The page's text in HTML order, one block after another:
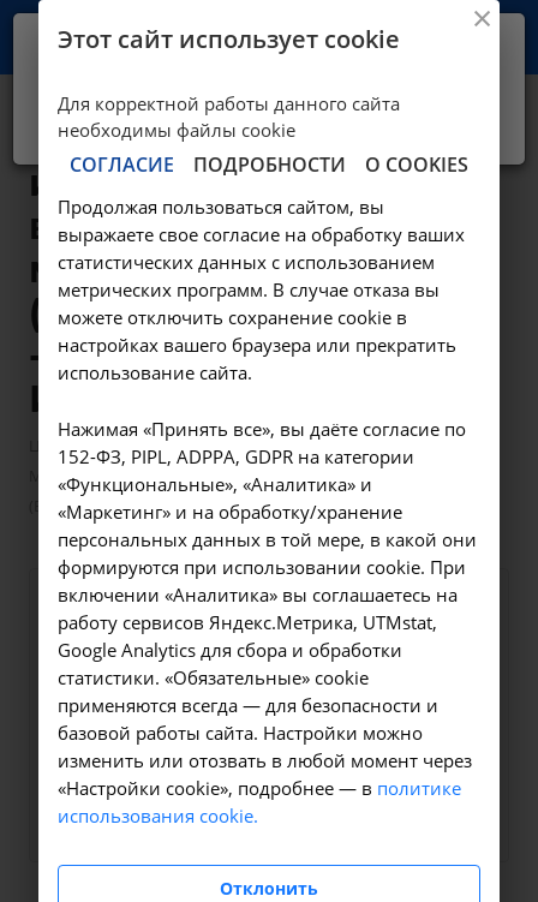
Микроскопическое
исследование
влагалищных
мазков
(Бактериоскопия)
- A12.20.001 в
Иркутске
Цены в Иркутске — Манипуляции гинекологические
Микроскопическое исследование влагалищных мазков
(Бактериоскопия) - A12.20.001 в Иркутске
Оформите заявку на сайте,
мы свяжемся с вами в
ближайшее время и ответим
на все интересующие
вопросы.
800 ₽
Заказать услугу
Ваш город -Иркутск?
Да, верно Нет, выбрать другой
Этот сайт использует cookie
Для корректной работы данного сайта
необходимы файлы cookie
СОГЛАСИЕ ПОДРОБНОСТИ О COOKIES
Продолжая пользоваться сайтом, вы
выражаете свое согласие на обработку ваших
статистических данных с использованием
метрических программ. В случае отказа вы
можете отключить сохранение cookie в
настройках вашего браузера или прекратить
использование сайта.
Нажимая «Принять все», вы даёте согласие по
152-ФЗ, PIPL, ADPPA, GDPR на категории
«Функциональные», «Аналитика» и
«Маркетинг» и на обработку/хранение
персональных данных в той мере, в какой они
формируются при использовании cookie. При
включении «Аналитика» вы соглашаетесь на
работу сервисов Яндекс.Метрика, UTMstat,
Google Analytics для сбора и обработки
статистики. «Обязательные» cookie
применяются всегда — для безопасности и
базовой работы сайта. Настройки можно
изменить или отозвать в любой момент через
«Настройки cookie», подробнее — в политике
использования cookie.
Отклонить